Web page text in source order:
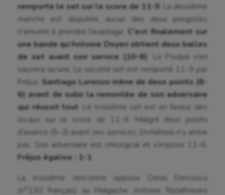
Aviron
Balle à la main
Ballon au poing
Baseball
Billard
Boules lyonnaises
Canoë-kayak
Cerf Volant
Course à pied
remporte le set sur le score de 11-9 . La deuxième
manche est disputée, aucun des deux pongistes
n’arrivent à prendre l’avantage.C’est finalement sur
une bande qu’Antoine Doyen obtient deux balles
de set avant son service (10-8) . Le Poulpe n’en
sauvera qu’une. Le second set est remporté 11-9 par
Fréjus. Santiago Lorenzo mène de deux points (8-
6) avant de subir la remontée de son adversaire
qui réussit tout . Le troisième set est en faveur des
locaux sur le score de 11-9. Malgré deux points
d’avance (5-3) avant ses services, l’Amiénois n’y arrive
pas. Son adversaire est chirurgical et s’impose 11-6.
Fréjus égalise : 1-1
La troisième rencontre oppose Denis Dorcescu
(n°130 français) au Malgache Antoine Razafinaviro